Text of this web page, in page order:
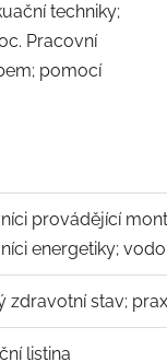
techniky;
Pracovní
pomocí
provádějící
energetiky;
zdravotní stav;
listina